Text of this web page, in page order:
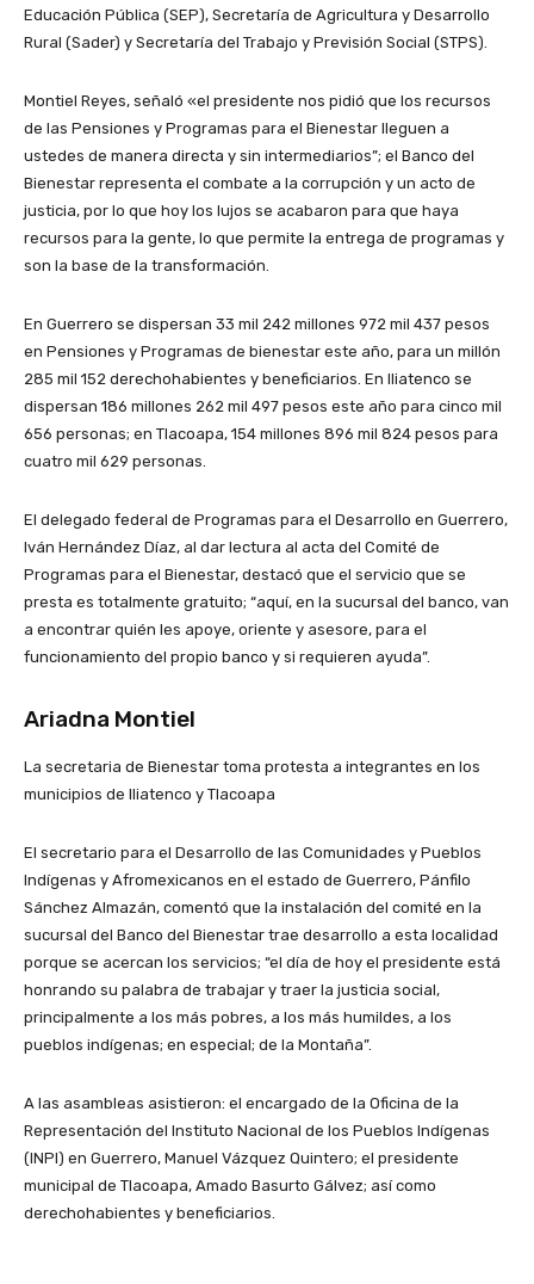
Educación Pública (SEP), Secretaría de Agricultura y Desarrollo
Rural (Sader) y Secretaría del Trabajo y Previsión Social (STPS).
Montiel Reyes, señaló «el presidente nos pidió que los recursos
de las Pensiones y Programas para el Bienestar lleguen a
ustedes de manera directa y sin intermediarios”; el Banco del
Bienestar representa el combate a la corrupción y un acto de
justicia, por lo que hoy los lujos se acabaron para que haya
recursos para la gente, lo que permite la entrega de programas y
son la base de la transformación.
En Guerrero se dispersan 33 mil 242 millones 972 mil 437 pesos
en Pensiones y Programas de bienestar este año, para un millón
285 mil 152 derechohabientes y beneficiarios. En Iliatenco se
dispersan 186 millones 262 mil 497 pesos este año para cinco mil
656 personas; en Tlacoapa, 154 millones 896 mil 824 pesos para
cuatro mil 629 personas.
El delegado federal de Programas para el Desarrollo en Guerrero,
Iván Hernández Díaz, al dar lectura al acta del Comité de
Programas para el Bienestar, destacó que el servicio que se
presta es totalmente gratuito; “aquí, en la sucursal del banco, van
a encontrar quién les apoye, oriente y asesore, para el
funcionamiento del propio banco y si requieren ayuda”.
Ariadna Montiel
La secretaria de Bienestar toma protesta a integrantes en los
municipios de Iliatenco y Tlacoapa
El secretario para el Desarrollo de las Comunidades y Pueblos
Indígenas y Afromexicanos en el estado de Guerrero, Pánfilo
Sánchez Almazán, comentó que la instalación del comité en la
sucursal del Banco del Bienestar trae desarrollo a esta localidad
porque se acercan los servicios; “el día de hoy el presidente está
honrando su palabra de trabajar y traer la justicia social,
principalmente a los más pobres, a los más humildes, a los
pueblos indígenas; en especial; de la Montaña”.
A las asambleas asistieron: el encargado de la Oficina de la
Representación del Instituto Nacional de los Pueblos Indígenas
(INPI) en Guerrero, Manuel Vázquez Quintero; el presidente
municipal de Tlacoapa, Amado Basurto Gálvez; así como
derechohabientes y beneficiarios.